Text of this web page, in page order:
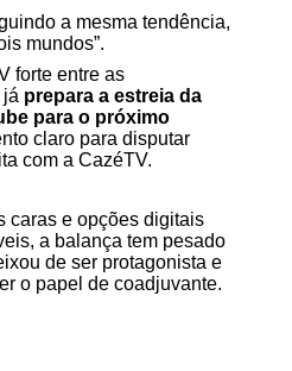
a mesma tendência,
mundos”.
forte entre as
já prepara a estreia da
para o próximo
claro para disputar
com a CazéTV.
caras e opções digitais
a balança tem pesado
de ser protagonista e
o papel de coadjuvante.